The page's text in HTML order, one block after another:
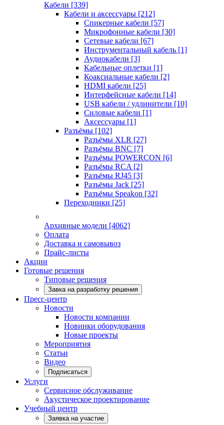
Кабели [339]
Кабели и аксессуары [212]
Спикерные кабели [57]
Микрофонные кабели [30]
Сетевые кабели [67]
Инструментальный кабель [1]
Аудиокабели [3]
Кабельные оплетки [1]
Коаксиальные кабели [2]
HDMI кабели [25]
Интерфейсные кабели [14]
USB кабели / удлинители [10]
Силовые кабели [1]
Аксессуары [1]
Разъёмы [102]
Разъёмы XLR [27]
Разъёмы BNC [7]
Разъёмы POWERCON [6]
Разъёмы RCA [2]
Разъёмы RJ45 [3]
Разъёмы Jack [25]
Разъёмы Speakon [32]
Переходники [25]
Архивные модели [4062]
Оплата
Доставка и самовывоз
Прайс-листы
Акции
Готовые решения
Типовые решения
Завка на разработку решения
Пресс-центр
Новости
Новости компании
Новинки оборудования
Новые проекты
Мероприятия
Статьи
Видео
Подписаться
Услуги
Сервисное обслуживание
Акустическое проектирование
Учебный центр
Заявка на участие